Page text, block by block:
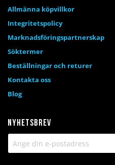
Nyhetsbrev
Allmänna köpvillkor
Integritetspolicy
Marknadsföringspartnerskap
Söktermer
Beställningar och returer
Kontakta oss
Blog